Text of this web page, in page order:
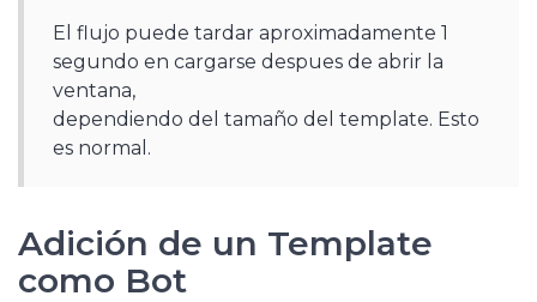
El flujo puede tardar aproximadamente 1
segundo en cargarse despues de abrir la
ventana,
dependiendo del tamaño del template. Esto
es normal.
Adición de un Template
como Bot